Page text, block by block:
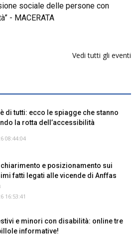
sociale delle persone con
- MACERATA
Vedi tutti gli eventi
è di tutti: ecco le spiagge che stanno
la rotta dell’accessibilità
08:44:04
chiarimento e posizionamento sui
fatti legati alle vicende di Anffas
16:53:41
e minori con disabilità: online tre
informative!